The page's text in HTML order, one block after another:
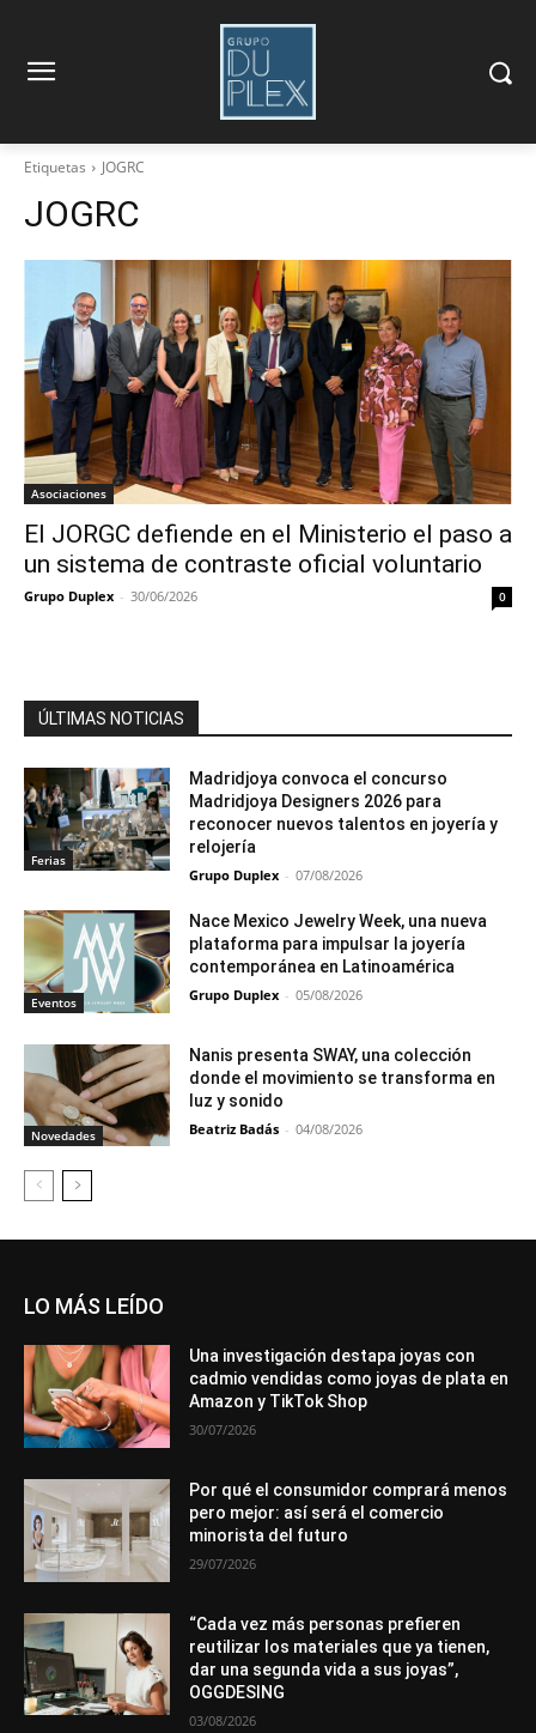
Etiquetas JOGRC
JOGRC
Asociaciones
El JORGC defiende en el Ministerio el paso a
un sistema de contraste oficial voluntario
Grupo Duplex - 30/06/2026 0
ÚLTIMAS NOTICIAS
Ferias
Madridjoya convoca el concurso
Madridjoya Designers 2026 para
reconocer nuevos talentos en joyería y
relojería
Grupo Duplex - 07/08/2026
Eventos
Nace Mexico Jewelry Week, una nueva
plataforma para impulsar la joyería
contemporánea en Latinoamérica
Grupo Duplex - 05/08/2026
Novedades
Nanis presenta SWAY, una colección
donde el movimiento se transforma en
luz y sonido
Beatriz Badás - 04/08/2026
LO MÁS LEÍDO
Una investigación destapa joyas con
cadmio vendidas como joyas de plata en
Amazon y TikTok Shop
30/07/2026
Por qué el consumidor comprará menos
pero mejor: así será el comercio
minorista del futuro
29/07/2026
“Cada vez más personas prefieren
reutilizar los materiales que ya tienen,
dar una segunda vida a sus joyas”,
OGGDESING
03/08/2026